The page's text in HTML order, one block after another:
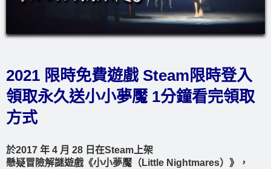
2021 限時免費遊戲 Steam限時登入
領取永久送小小夢魘 1分鐘看完領取
方式
於2017 年 4 月 28 日在Steam上架
懸疑冒險解謎遊戲《小小夢魘（Little Nightmares）》，